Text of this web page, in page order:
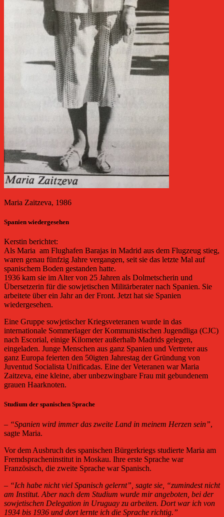
Maria Zaitzeva, 1986
Spanien wiedergesehen
Kerstin berichtet:
Als Maria am Flughafen Barajas in Madrid aus dem Flugzeug stieg,
waren genau fünfzig Jahre vergangen, seit sie das letzte Mal auf
spanischem Boden gestanden hatte.
1936 kam sie im Alter von 25 Jahren als Dolmetscherin und
Übersetzerin für die sowjetischen Militärberater nach Spanien. Sie
arbeitete über ein Jahr an der Front. Jetzt hat sie Spanien
wiedergesehen.
Eine Gruppe sowjetischer Kriegsveteranen wurde in das
internationale Sommerlager der Kommunistischen Jugendliga (CJC)
nach Escorial, einige Kilometer außerhalb Madrids gelegen,
eingeladen. Junge Menschen aus ganz Spanien und Vertreter aus
ganz Europa feierten den 50igten Jahrestag der Gründung von
Juventud Socialista Unificadas. Eine der Veteranen war Maria
Zaitzeva, eine kleine, aber unbezwingbare Frau mit gebundenem
grauen Haarknoten.
Studium der spanischen Sprache
– “Spanien wird immer das zweite Land in meinem Herzen sein”,
sagte Maria.
Vor dem Ausbruch des spanischen Bürgerkriegs studierte Maria am
Fremdspracheninstitut in Moskau. Ihre erste Sprache war
Französisch, die zweite Sprache war Spanisch.
– “Ich habe nicht viel Spanisch gelernt”, sagte sie, “zumindest nicht
am Institut. Aber nach dem Studium wurde mir angeboten, bei der
sowjetischen Delegation in Uruguay zu arbeiten. Dort war ich von
1934 bis 1936 und dort lernte ich die Sprache richtig.”